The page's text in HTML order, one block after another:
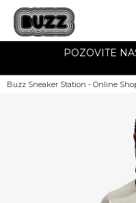
POZOVITE
Buzz Sneaker Station - Online